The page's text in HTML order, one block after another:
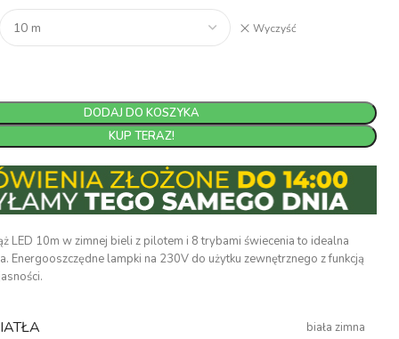
Wyczyść
DODAJ DO KOSZYKA
KUP TERAZ!
LED 10m w zimnej bieli z pilotem i 8 trybami świecenia to idealna
Energooszczędne lampki na 230V do użytku zewnętrznego z funkcją
biała zimna